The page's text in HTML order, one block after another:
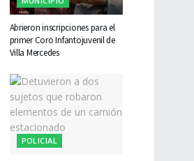
Abrieron inscripciones para el
primer Coro Infantojuvenil de
Villa Mercedes
POLICIAL